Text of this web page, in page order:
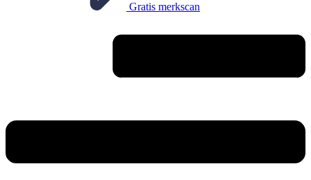
Gratis merkscan